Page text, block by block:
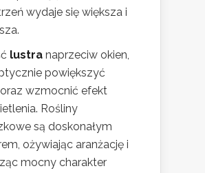
wydaje się większa i
lustra naprzeciw okien,
powiększyć
wzmocnić efekt
Rośliny
są doskonałym
ożywiając aranżację i
mocny charakter